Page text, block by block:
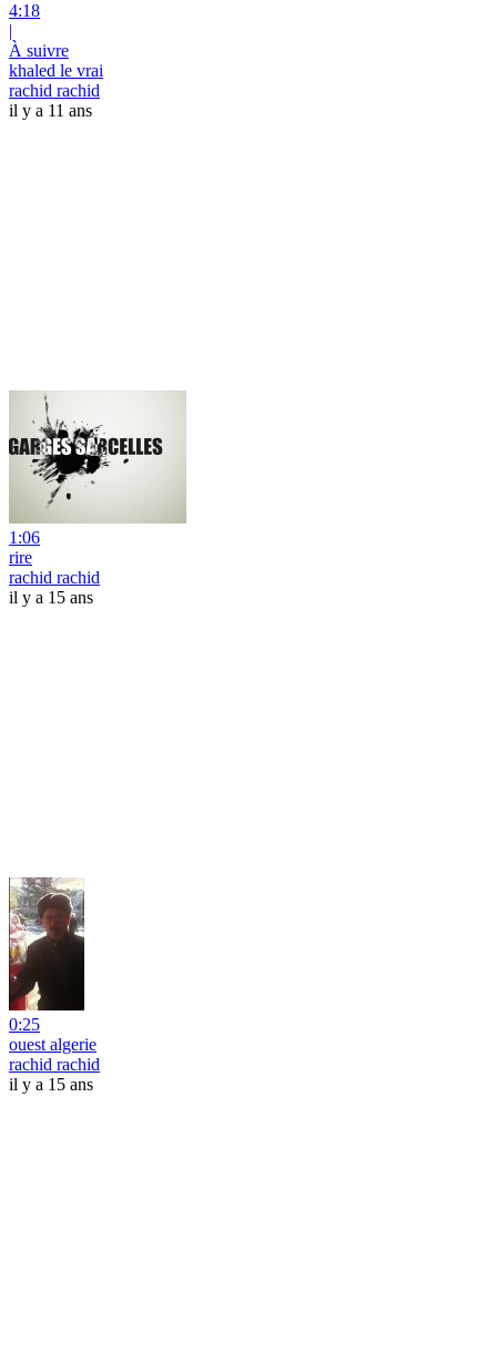
4:18
|
À suivre
khaled le vrai
rachid rachid
il y a 11 ans
1:06
rire
rachid rachid
il y a 15 ans
0:25
ouest algerie
rachid rachid
il y a 15 ans